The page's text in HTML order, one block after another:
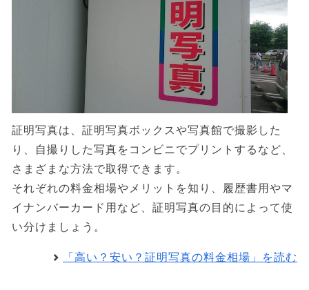
証明写真は、証明写真ボックスや写真館で撮影した
り、自撮りした写真をコンビニでプリントするなど、
さまざまな方法で取得できます。
それぞれの料金相場やメリットを知り、履歴書用やマ
イナンバーカード用など、証明写真の目的によって使
い分けましょう。
「高い？安い？証明写真の料金相場」を読む